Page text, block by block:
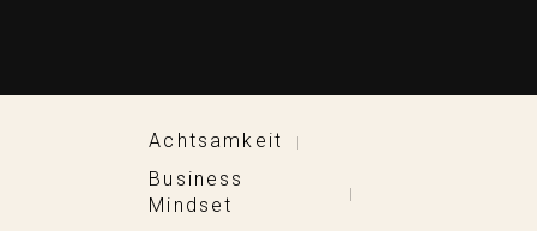
Achtsamkeit |
Business
Mindset
|